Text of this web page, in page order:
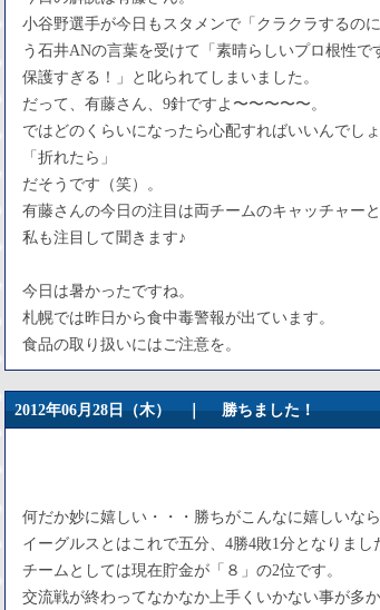
小谷野選手が今日もスタメンで「クラクラするの
う石井ANの言葉を受けて「素晴らしいプロ根性
保護すぎる！」と叱られてしまいました。
だって、有藤さん、9針ですよ〜〜〜〜〜。
ではどのくらいになったら心配すればいいんでし
「折れたら」
だそうです（笑）。
有藤さんの今日の注目は両チームのキャッチャーと
私も注目して聞きます♪
今日は暑かったですね。
札幌では昨日から食中毒警報が出ています。
食品の取り扱いにはご注意を。
2012年06月28日（木） ｜勝ちました！
何だか妙に嬉しい・・・勝ちがこんなに嬉しいな
イーグルスとはこれで五分、4勝4敗1分となりまし
チームとしては現在貯金が「８」の2位です。
交流戦が終わってなかなか上手くいかない事が多